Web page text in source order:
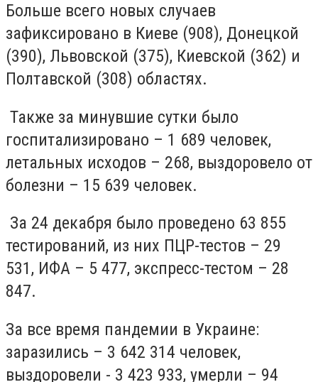
Больше всего новых случаев
зафиксировано в Киеве (908), Донецкой
(390), Львовской (375), Киевской (362) и
Полтавской (308) областях.
Также за минувшие сутки было
госпитализировано – 1 689 человек,
летальных исходов – 268, выздоровело от
болезни – 15 639 человек.
За 24 декабря было проведено 63 855
тестирований, из них ПЦР-тестов – 29
531, ИФА – 5 477, экспресс-тестом – 28
847.
За все время пандемии в Украине:
заразились – 3 642 314 человек,
выздоровели - 3 423 933, умерли – 94